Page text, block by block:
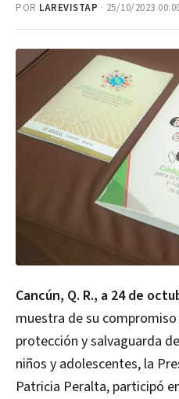
POR LAREVISTAP · 25/10/2023
Cancún, Q. R., a 24 de
muestra de su
protección y salvaguarda
niños y adolescentes, la
Patricia Peralta, participó